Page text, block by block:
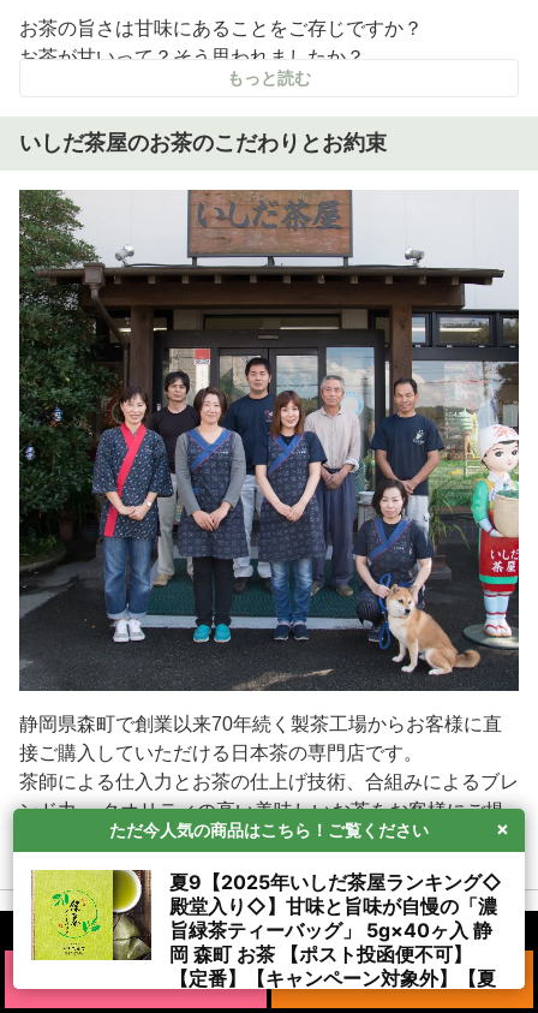
お茶の旨さは甘味にあることをご存じですか？
お茶が甘いって？そう思われましたか？
そうですよね。お茶って苦いですよね？
たしかに苦みがあるんですが、でも違うんです。
本当においしいお茶は、快い甘みからはじまるさわやかな
苦みが味わえます。
いしだ茶屋のお茶は、甘くておいしい。
甘みと苦みのバランスが良く、毎日たくさん飲んでも飽き
のこないお茶。
それが、どこにでもありそうでない石田のお茶です。
もっと読む
いしだ茶屋のお茶のこだわりとお約束
静岡県森町で創業以来70年続く製茶工場からお客様に直
接ご購入していただける日本茶の専門店です。
茶師による仕入力とお茶の仕上げ技術、合組みによるブレ
ンド力、 クオリティの高い美味しいお茶をお客様にご提
供致します。
いしだ茶屋では、お茶の味にこだわり、茶葉本来の「甘
み」と「旨み」をご堪能頂けます
お茶は淹れる温度や方法によって甘くも渋くもなります
が、 いしだ茶屋が一番茶のみで仕上げる上級煎茶は特に
もっと読む
メルマガ会員募集 LINE＠登録募集
ただ今人気の商品はこちら！ご覧ください ×
夏9【2025年いしだ茶屋ランキング◇
殿堂入り◇】甘味と旨味が自慢の「濃
旨緑茶ティーバッグ」 5g×40ヶ入 静
岡 森町 お茶 【ポスト投函便不可】
【定番】【キャンペーン対象外】【夏
ギフト】